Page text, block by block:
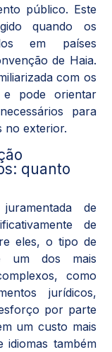
público. Este
quando os
em países
de Haia.
com os
e pode orientar
para
no exterior.
quanto
de
de
eles, o tipo de
um dos mais
como
jurídicos,
por parte
um custo mais
idiomas também